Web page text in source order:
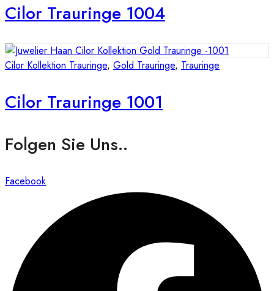
Cilor Trauringe 1004
Cilor Kollektion Trauringe, Gold Trauringe, Trauringe
Cilor Trauringe 1001
Folgen Sie Uns..
Facebook